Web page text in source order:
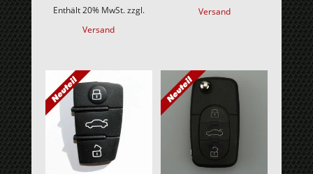
Enthält 20% MwSt.zzgl.
Versand
Versand